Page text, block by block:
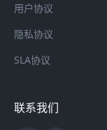
用户协议
隐私协议
SLA协议
联系我们